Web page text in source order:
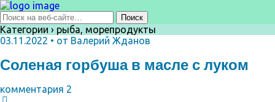
Категории › рыба, морепродукты
03.11.2022 • от Валерий Жданов
Соленая горбуша в масле с луком
комментария 2